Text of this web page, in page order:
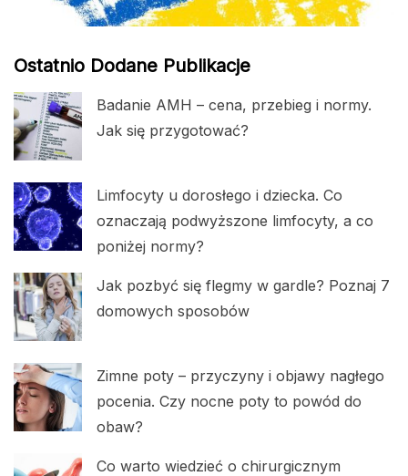
Ostatnio Dodane Publikacje
Badanie AMH – cena, przebieg i normy.
Jak się przygotować?
Limfocyty u dorosłego i dziecka. Co
oznaczają podwyższone limfocyty, a co
poniżej normy?
Jak pozbyć się flegmy w gardle? Poznaj 7
domowych sposobów
Zimne poty – przyczyny i objawy nagłego
pocenia. Czy nocne poty to powód do
obaw?
Co warto wiedzieć o chirurgicznym